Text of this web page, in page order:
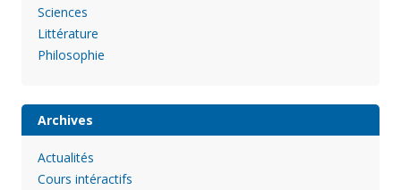
Sciences
Littérature
Philosophie
Archives
Actualités
Cours intéractifs